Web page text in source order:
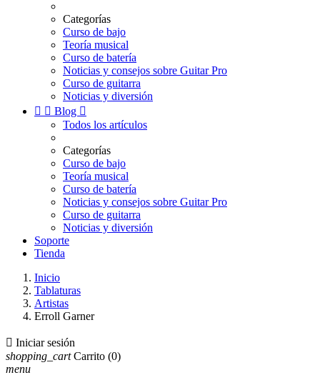
Categorías
Curso de bajo
Teoría musical
Curso de batería
Noticias y consejos sobre Guitar Pro
Curso de guitarra
Noticias y diversión
  Blog 
Todos los artículos
Categorías
Curso de bajo
Teoría musical
Curso de batería
Noticias y consejos sobre Guitar Pro
Curso de guitarra
Noticias y diversión
Soporte
Tienda
Inicio
Tablaturas
Artistas
Erroll Garner
 Iniciar sesión
shopping_cart Carrito (0)
menu